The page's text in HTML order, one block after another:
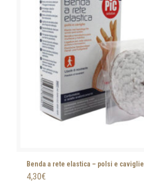
Benda a rete elastica – polsi e caviglie
4,30€